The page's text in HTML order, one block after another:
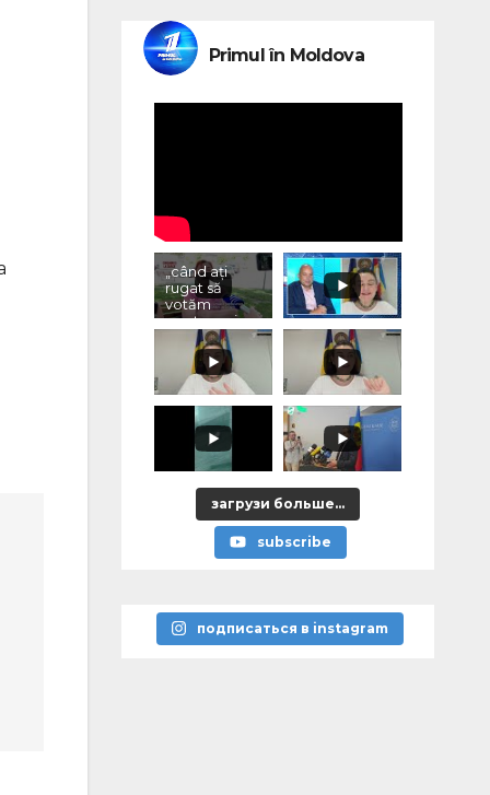
Primul în Moldova
„când ați
rugat să
votăm
pentru voi,
ce ați
promis?"
загрузи больше...
subscribe
подписаться в instagram